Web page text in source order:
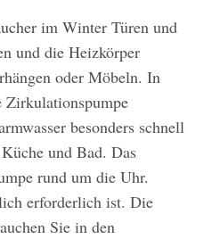
im Winter Türen und
und die Heizkörper
oder Möbeln. In
Zirkulationspumpe
besonders schnell
und Bad. Das
rund um die Uhr.
erforderlich ist. Die
Sie in den